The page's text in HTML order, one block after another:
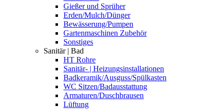
Gießer und Sprüher
Erden/Mulch/Dünger
Bewässerung/Pumpen
Gartenmaschinen Zubehör
Sonstiges
Sanitär | Bad
HT Rohre
Sanitär- | Heizungsinstallationen
Badkeramik/Ausguss/Spülkasten
WC Sitzen/Badausstattung
Armaturen/Duschbrausen
Lüftung